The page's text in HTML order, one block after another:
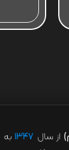
از سال ۱۳۴۷